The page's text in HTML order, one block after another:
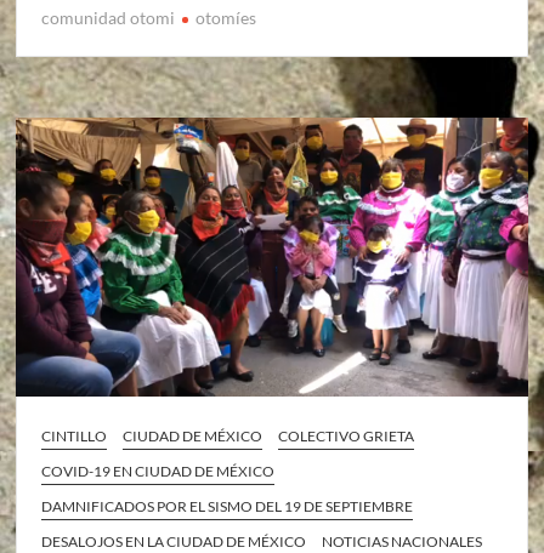
comunidad otomi otomíes
CINTILLO CIUDAD DE MÉXICO
COLECTIVO GRIETA
COVID-19 EN CIUDAD DE MÉXICO
DAMNIFICADOS POR EL SISMO DEL 19 DE SEPTIEMBRE
DESALOJOS EN LA CIUDAD DE MÉXICO
NOTICIAS NACIONALES